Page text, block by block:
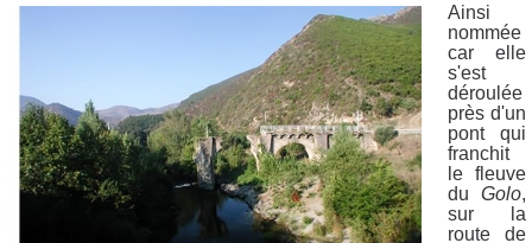
Ainsi
nommée
car elle
s'est
déroulée
près d'un
pont qui
franchit
le fleuve
du Golo,
sur la
route de